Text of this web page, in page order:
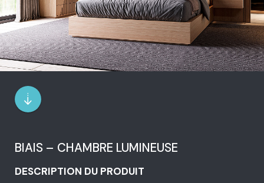
BIAIS – CHAMBRE LUMINEUSE
DESCRIPTION DU PRODUIT